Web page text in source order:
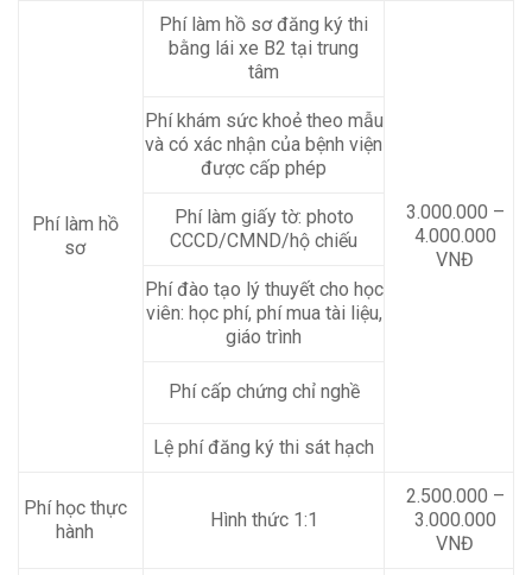
Phí làm hồ
sơ
Phí làm hồ sơ đăng ký thi
bằng lái xe B2 tại trung
tâm
3.000.000 –
4.000.000
VNĐ
Phí khám sức khoẻ theo mẫu
và có xác nhận của bệnh viện
được cấp phép
Phí làm giấy tờ: photo
CCCD/CMND/hộ chiếu
Phí đào tạo lý thuyết cho học
viên: học phí, phí mua tài liệu,
giáo trình
Phí cấp chứng chỉ nghề
Lệ phí đăng ký thi sát hạch
Phí học thực
hành
Hình thức 1:1
2.500.000 –
3.000.000
VNĐ